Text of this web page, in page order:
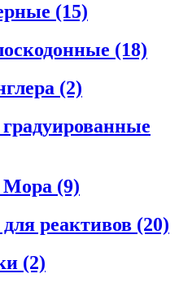
(15)
(18)
(2)
Мора (9)
реактивов (20)
(2)